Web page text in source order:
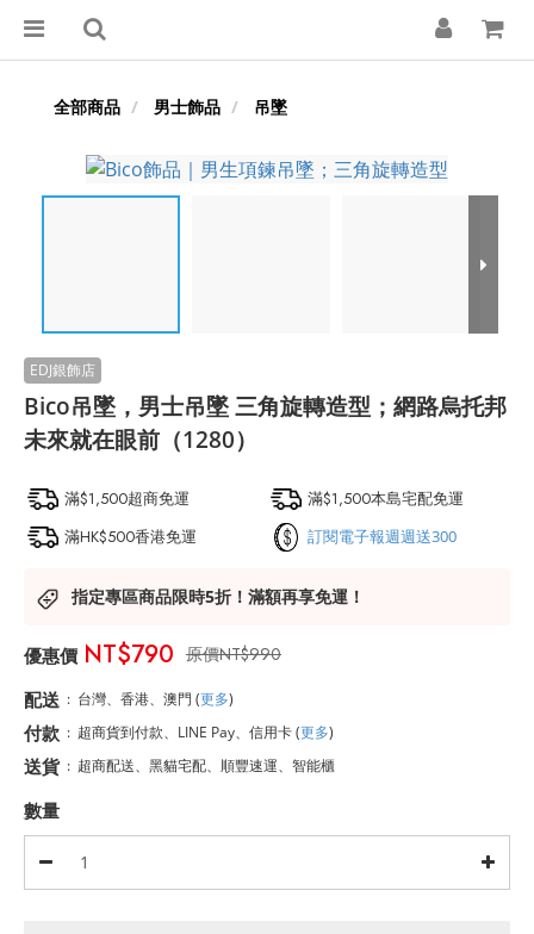
全部商品 男士飾品 吊墜
Bico吊墜，男士吊墜 三角旋轉造型；網路烏托邦
未來就在眼前（1280）
滿$1,500超商免運
滿$1,500本島宅配免運
滿HK$500香港免運
訂閱電子報週週送300
指定專區商品限時5折！滿額再享免運！
NT$990
NT$790
配送 : 台灣、香港、澳門 (更多)
付款 : 超商貨到付款、LINE Pay、信用卡(更多)
送貨 : 超商配送、黑貓宅配、順豐速運、智能櫃
數量